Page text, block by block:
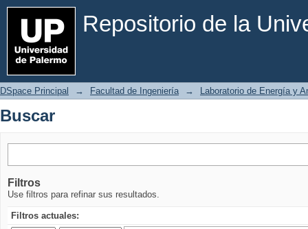
Repositorio de la
Buscar
DSpace Principal → Facultad de Ingeniería → Laboratorio de Energía y
Buscar
Filtros
Use filtros para refinar sus resultados.
Filtros actuales: